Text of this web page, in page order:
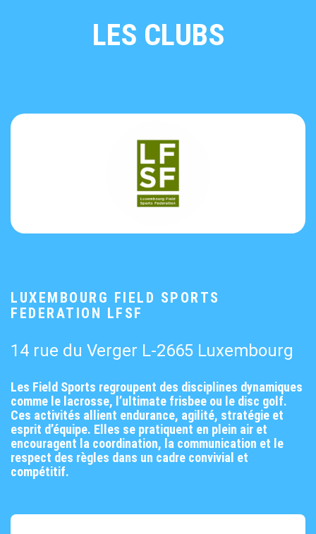
LES CLUBS
LUXEMBOURG FIELD SPORTS
FEDERATION LFSF
14 rue du Verger L-2665 Luxembourg
Les Field Sports regroupent des disciplines dynamiques
comme le lacrosse, l’ultimate frisbee ou le disc golf.
Ces activités allient endurance, agilité, stratégie et
esprit d’équipe. Elles se pratiquent en plein air et
encouragent la coordination, la communication et le
respect des règles dans un cadre convivial et
compétitif.